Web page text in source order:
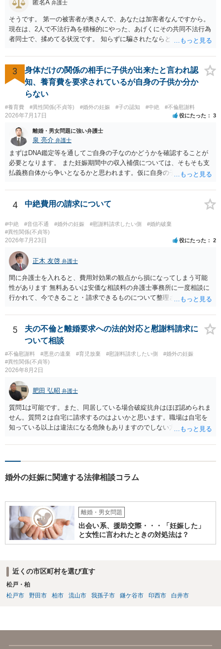
匿名A 弁護士
そうです。 第一の被害者が奥さんで、あなたは加害者なんですから。
現在は、2人で不法行為を積極的にやった、あげくにその共同不法行為
者同士で、揉めてる状況です。 知らずに騙されたならともか
というだけですから。
3
身体だけの関係の相手に子供が出来たと言われ認
知、養育費を要求されているが自身の子供か分か
らない
#養育費 #異性関係(不貞等) #婚外の妊娠 #子の認知 #中絶 #不倫慰謝料
2026年7月17日 役にたった 3
離婚・男女問題に強い弁護士
泉 亮介 弁護士
まずはDNA鑑定等を通してご自身の子なのかどうかを確認することが
必要となります。 また妊娠期間中の収入補償については、そもそも支
払義務自体から争いとなるかと思われます。仮に自身の子であったと
相手に弁護士がついているということであれば、依頼をするかしない
かは別として一度ご自身も個別に弁護士に相談をされたほうが良いで
4 中絶費用の請求について
#中絶 #音信不通 #婚外の妊娠 #慰謝料請求したい側
#婚約破棄
#異性関係(不貞等)
2026年7月23日 役にたった 2
正木 友啓 弁護士
間に弁護士を入れると、費用対効果の観点から損になってしまう可能
性があります 無料あるいは安価な相談料の弁護士事務所に一度相談に
行かれて、今できること・請求できるものについて整理されるのがよ
5
夫の不倫と離婚要求への法的対応と慰謝料請求に
ついて相談
#不倫慰謝料 #悪意の遺棄 #育児放棄 #慰謝料請求したい側
#婚外の妊娠
#異性関係(不貞等)
2026年8月2日
肥田 弘昭 弁護士
質問1は可能です。また、同居している場合破綻抗弁はほぼ認められま
せん。質問２は自宅に請求するのはよいかと思います。職場は自宅を
知っている以上は違法になる危険もありますのでしない方が良いで
かと思います。有責配偶者ですので相手方からの離婚は拒否しても仮
することはできません。質問６は可能です。質問７は不貞行為の写真
婚外の妊娠に関連する法律相談コラム
離婚・男女問題
出会い系、援助交際・・・「妊娠した」
と女性に言われたときの対処法は？
近くの市区町村を選び直す
松戸・柏
松戸市
野田市 柏市 流山市 我孫子市 鎌ケ谷市 印西市 白井市